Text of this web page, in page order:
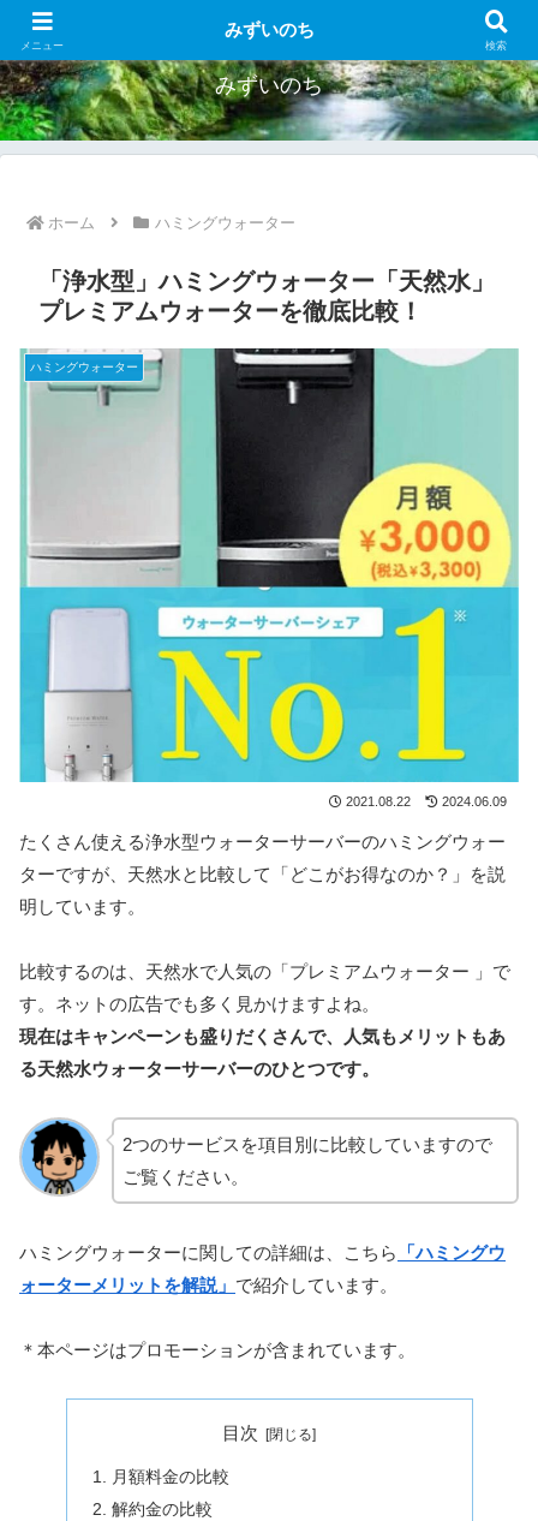
お得なウォーターサーバー紹介
みずいのち
ホーム ハミングウォーター
「浄水型」ハミングウォーター「天然水」
プレミアムウォーターを徹底比較！
ハミングウォーター
2021.08.22 2024.06.09
たくさん使える浄水型ウォーターサーバーのハミングウォー
ターですが、天然水と比較して「どこがお得なのか？」を説
明しています。
比較するのは、天然水で人気の「プレミアムウォーター 」で
す。ネットの広告でも多く見かけますよね。
現在はキャンペーンも盛りだくさんで、人気もメリットもあ
る天然水ウォーターサーバーのひとつです。
2つのサービスを項目別に比較していますので
ご覧ください。
ハミングウォーターに関しての詳細は、こちら
「ハミングウ
ォーターメリットを解説」 で紹介しています。
＊本ページはプロモーションが含まれています。
目次
月額料金の比較
解約金の比較
メニュー
みずいのち
検索